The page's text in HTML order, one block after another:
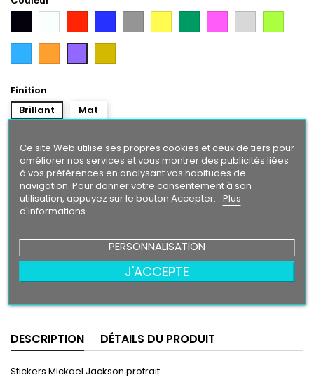
ArgentCitron
Intense
Orange
Finition
Brillant
Mat
Taille
5,90 €
Quantité  Ajouter au panier
Partager
DESCRIPTION DÉTAILS DU PRODUIT
Stickers Mickael Jackson protrait
Ce site Web utilise ses propres cookies et ceux de tiers pour
améliorer nos services et vous montrer des publicités liées
à vos préférences en analysant vos habitudes de
navigation. Pour donner votre consentement à son
utilisation, appuyez sur le bouton Accepter. Plus
d'informations
PERSONNALISATION
J'ACCEPTE